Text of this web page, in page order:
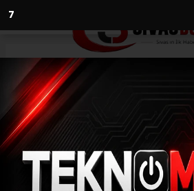
6
Anasayfa
Güvenlik güçleri
çalışanları için
29.03.2020 - 11:43, Güncelleme: